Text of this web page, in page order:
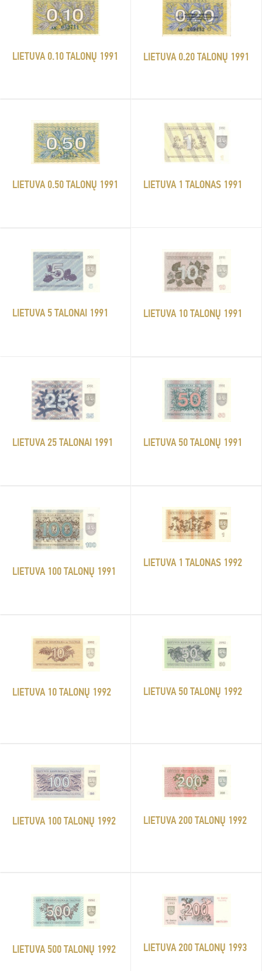
LIETUVA 0.10 TALONŲ 1991 LIETUVA 0.20 TALONŲ 1991
LIETUVA 0.50 TALONŲ 1991 LIETUVA 1 TALONAS 1991
LIETUVA 5 TALONAI 1991 LIETUVA 10 TALONŲ 1991
LIETUVA 25 TALONAI 1991 LIETUVA 50 TALONŲ 1991
LIETUVA 100 TALONŲ 1991
LIETUVA 1 TALONAS 1992
LIETUVA 10 TALONŲ 1992 LIETUVA 50 TALONŲ 1992
LIETUVA 100 TALONŲ 1992 LIETUVA 200 TALONŲ 1992
LIETUVA 500 TALONŲ 1992 LIETUVA 200 TALONŲ 1993